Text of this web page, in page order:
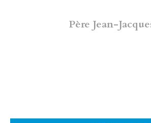
Père Jean-Jacques